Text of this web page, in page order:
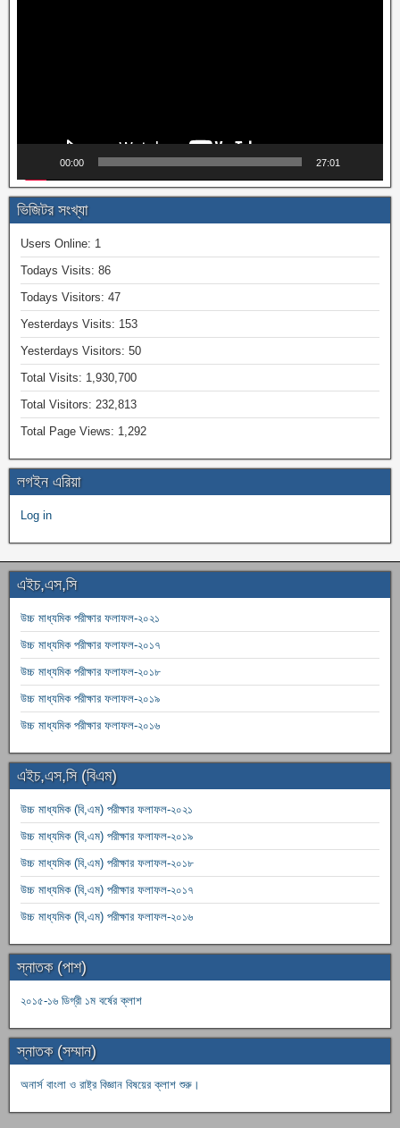
00:00 27:01
ভিজিটর সংখ্যা
Users Online: 1
Todays Visits: 86
Todays Visitors: 47
Yesterdays Visits: 153
Yesterdays Visitors: 50
Total Visits: 1,930,700
Total Visitors: 232,813
Total Page Views: 1,292
লগইন এরিয়া
Log in
এইচ,এস,সি
উচ্চ মাধ্যমিক পরীক্ষার ফলাফল-২০২১
উচ্চ মাধ্যমিক পরীক্ষার ফলাফল-২০১৭
উচ্চ মাধ্যমিক পরীক্ষার ফলাফল-২০১৮
উচ্চ মাধ্যমিক পরীক্ষার ফলাফল-২০১৯
উচ্চ মাধ্যমিক পরীক্ষার ফলাফল-২০১৬
এইচ,এস,সি (বিএম)
উচ্চ মাধ্যমিক (বি,এম) পরীক্ষার ফলাফল-২০২১
উচ্চ মাধ্যমিক (বি,এম) পরীক্ষার ফলাফল-২০১৯
উচ্চ মাধ্যমিক (বি,এম) পরীক্ষার ফলাফল-২০১৮
উচ্চ মাধ্যমিক (বি,এম) পরীক্ষার ফলাফল-২০১৭
উচ্চ মাধ্যমিক (বি,এম) পরীক্ষার ফলাফল-২০১৬
স্নাতক (পাশ)
২০১৫-১৬ ডিগ্রী ১ম বর্ষের ক্লাশ
স্নাতক (সম্মান)
অনার্স বাংলা ও রাষ্ট্র বিজ্ঞান বিষয়ের ক্লাশ শুরু।